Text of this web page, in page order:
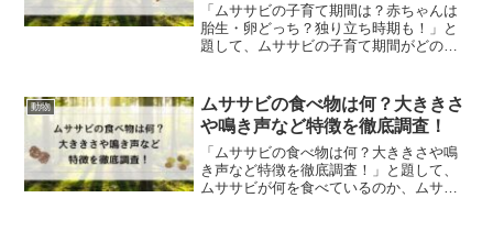
「ムササビの子育て期間は？赤ちゃんは
胎生・卵どっち？独り立ち時期も！」と
題して、ムササビの子育て期間がどのく
タイミングも詳しく紹介します。
動物
ムササビの食べ物は何？大ききさ
や鳴き声など特徴を徹底調査！
「ムササビの食べ物は何？大ききさや鳴
き声など特徴を徹底調査！」と題して、
ムササビが何を食べているのか、ムササ